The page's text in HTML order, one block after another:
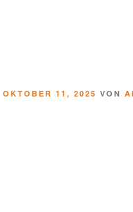
OKTOBER 11, 2025 VON